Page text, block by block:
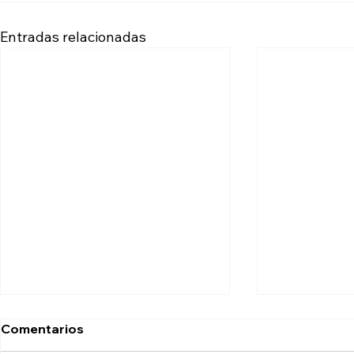
Entradas relacionadas
Comentarios